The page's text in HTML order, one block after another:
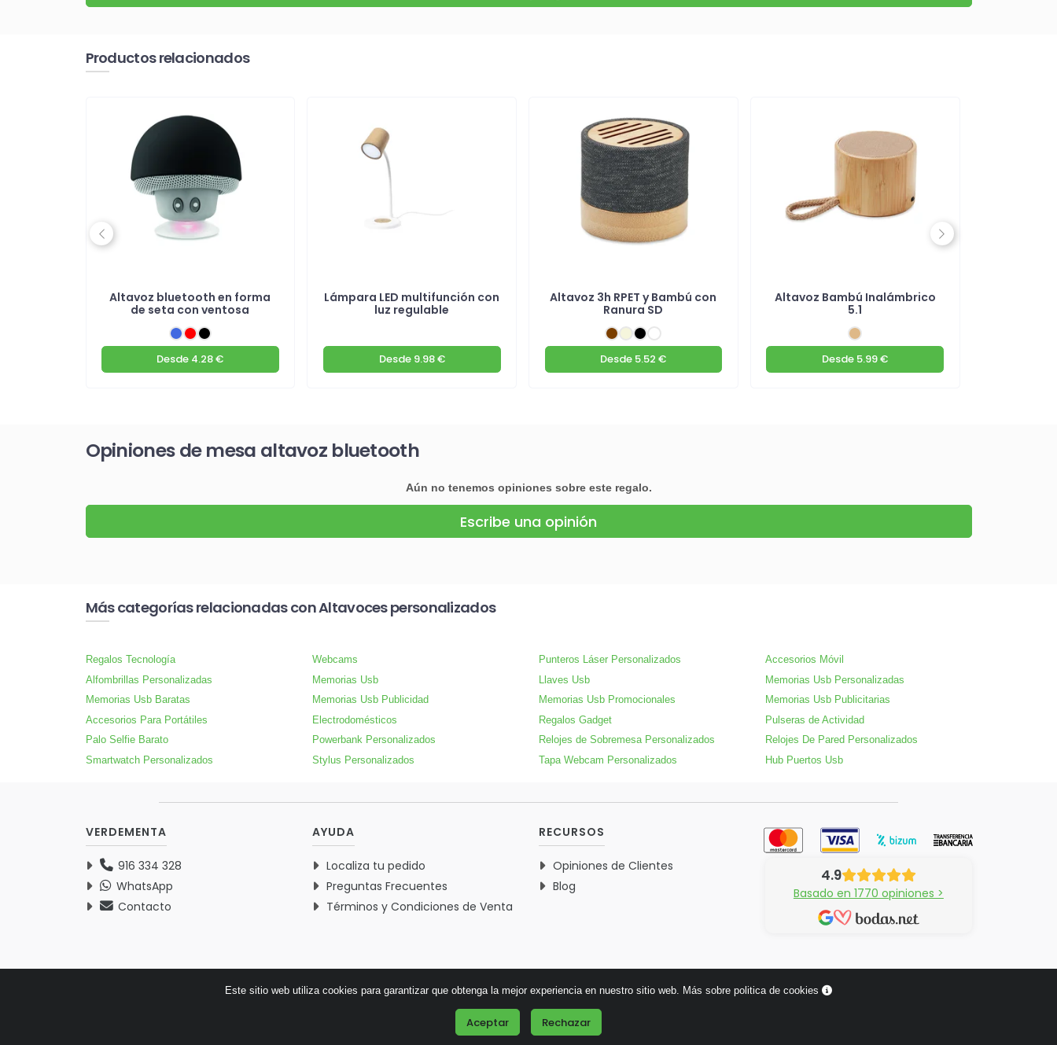
Productos relacionados
Altavoz bluetooth en forma
de seta con ventosa
Desde 4.28 €
Lámpara LED multifunción con
luz regulable
Desde9.98 €
Altavoz 3h RPET y Bambú con
Ranura SD
Desde 5.52 €
Altavoz Bambú Inalámbrico
5.1
Desde 5.99 €
Previous Next
Opiniones de mesa altavoz bluetooth
Aún no tenemos opiniones sobre este regalo.
Escribe una opinión
Más categorías relacionadas con Altavoces personalizados
Regalos Tecnología Webcams Punteros Láser Personalizados
Accesorios Móvil
Alfombrillas Personalizadas
Memorias Usb Llaves Usb
Memorias Usb Personalizadas
Memorias Usb Baratas
Memorias Usb Publicidad Memorias Usb Promocionales
Memorias Usb Publicitarias
Accesorios Para Portátiles
Electrodomésticos Regalos Gadget
Pulseras de Actividad
Palo Selfie Barato
Powerbank Personalizados Relojes de Sobremesa Personalizados
Relojes De Pared Personalizados
Smartwatch Personalizados
Stylus Personalizados Tapa Webcam Personalizados Hub Puertos Usb
VERDEMENTA
916 334 328
WhatsApp
Contacto
AYUDA
Localiza tu pedido
Preguntas Frecuentes
Términos y Condiciones de Venta
RECURSOS
Opiniones de Clientes
Blog
4.9
Basado en 1770 opiniones >
© 2026 Verdementa.es - Todos los derechos reservados.
Este sitio web utiliza cookies para garantizar que obtenga la mejor experiencia en nuestro sitio web. Más sobre politica de cookies
Aceptar Rechazar